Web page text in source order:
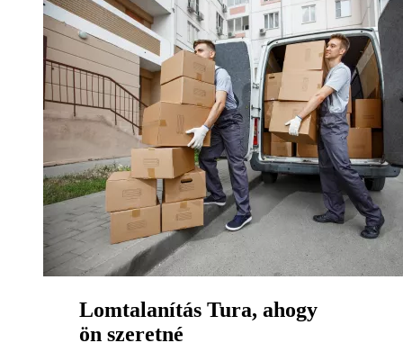
Lomtalanítás Tura, ahogy
ön szeretné